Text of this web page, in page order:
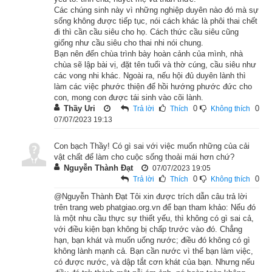
hoan hỷ thân tâm, nếu đang đọa trong nẻo ác, cũng khiến cho
lìa khỏi đó mà sinh vào chốn trời người, được thành đạo quả.
Khi ấy, Phật nhìn thấy ông trưởng giả đang khốn khổ vì bệnh
tật, không có ai chăm sóc, nuôi dưỡng, ngài liền phóng hào
quang chiếu đến nơi thân người bệnh, khiến cho thân thể
được khoan khoái, mát mẻ, tâm liền tỉnh ngộ, vui mừng khôn
xiết. Ông trưởng giả Bà-trì-gia khi ấy liền phủ phục lễ bái quy
vọng đến chỗ Phật. Lúc đó, đức Thế Tôn biết rằng thiện căn
hiện đến nơi nhà ông trưởng giả này. Khi ấy, ông liền vùng
dậy, chấp tay cung kính đón rước Phật lên chỗ ngồi. Phật hỏi
không?” Ông đáp rằng: “Con nay chịu khổ não ở cả nơi thân
Phật liền nghĩ rằng: “Ta từ nhiều kiếp đến nay từng tu hạnh từ
bi, nguyện trị lành tất cả bệnh khổ nơi thân và tâm của chúng
Các chúng sinh này vì những nghiệp duyên nào đó mà sự
sống không được tiếp tục, nói cách khác là phôi thai chết
đi thì cần cầu siêu cho họ. Cách thức cầu siêu cũng
giống như cầu siêu cho thai nhi nói chung.
Bạn nên đến chùa trình bày hoàn cảnh của mình, nhà
chùa sẽ lập bài vị, đặt tên tuổi và thờ cúng, cầu siêu như
các vong nhi khác. Ngoài ra, nếu hội đủ duyên lành thì
làm các việc phước thiện để hồi hướng phước đức cho
con, mong con được tái sinh vào cõi lành.
Thầy Uri
Trả lời Thích 0 Không thích 0
07/07/2023 19:13
Con bạch Thầy! Có gì sai với việc muốn những của cải
vật chất để làm cho cuộc sống thoải mái hơn chứ?
Nguyễn Thành Đạt
Trả lời Thích 0 Không thích 0
07/07/2023 19:05
@Nguyễn Thành Đạt Tôi xin được trích dẫn câu trả lời
trên trang web phatgiao.org.vn để bạn tham khảo: Nếu đó
là một nhu cầu thực sự thiết yếu, thì không có gì sai cả,
với điều kiện bạn không bị chấp trước vào đó. Chẳng
hạn, bạn khát và muốn uống nước; điều đó không có gì
không lành mạnh cả. Bạn cần nước vì thế bạn làm việc,
có được nước, và dập tắt cơn khát của bạn. Nhưng nếu